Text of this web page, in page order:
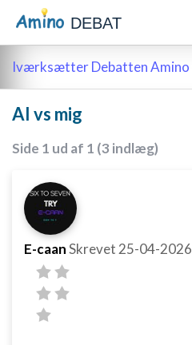
DEBAT
Iværksætter Debatten Amino
AI vs mig
Side 1 ud af 1 (3 indlæg)
E-caanSkrevet 25-04-2026